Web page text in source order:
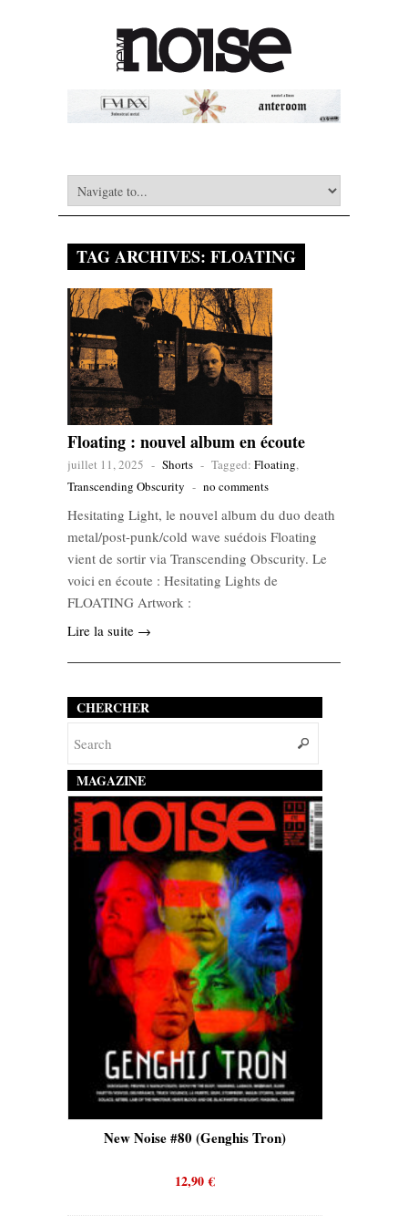
TAG ARCHIVES: FLOATING
Floating : nouvel album en écoute
juillet 11, 2025 - Shorts - Tagged: Floating,
Transcending Obscurity - no comments
Hesitating Light, le nouvel album du duo death
metal/post-punk/cold wave suédois Floating
vient de sortir via Transcending Obscurity. Le
voici en écoute : Hesitating Lights de
FLOATING Artwork :
Lire la suite →
CHERCHER
MAGAZINE
New Noise #80 (Genghis Tron)
12,90€